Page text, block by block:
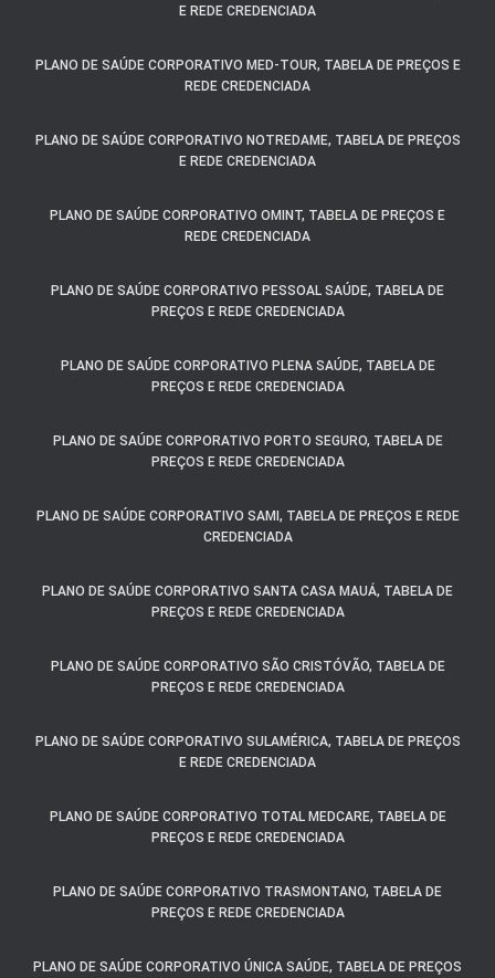
E REDE CREDENCIADA
PLANO DE SAÚDE CORPORATIVO MED-TOUR, TABELA DE PREÇOS E
REDE CREDENCIADA
PLANO DE SAÚDE CORPORATIVO NOTREDAME, TABELA DE PREÇOS
E REDE CREDENCIADA
PLANO DE SAÚDE CORPORATIVO OMINT, TABELA DE PREÇOS E
REDE CREDENCIADA
PLANO DE SAÚDE CORPORATIVO PESSOAL SAÚDE, TABELA DE
PREÇOS E REDE CREDENCIADA
PLANO DE SAÚDE CORPORATIVO PLENA SAÚDE, TABELA DE
PREÇOS E REDE CREDENCIADA
PLANO DE SAÚDE CORPORATIVO PORTO SEGURO, TABELA DE
PREÇOS E REDE CREDENCIADA
PLANO DE SAÚDE CORPORATIVO SAMI, TABELA DE PREÇOS E REDE
CREDENCIADA
PLANO DE SAÚDE CORPORATIVO SANTA CASA MAUÁ, TABELA DE
PREÇOS E REDE CREDENCIADA
PLANO DE SAÚDE CORPORATIVO SÃO CRISTÓVÃO, TABELA DE
PREÇOS E REDE CREDENCIADA
PLANO DE SAÚDE CORPORATIVO SULAMÉRICA, TABELA DE PREÇOS
E REDE CREDENCIADA
PLANO DE SAÚDE CORPORATIVO TOTAL MEDCARE, TABELA DE
PREÇOS E REDE CREDENCIADA
PLANO DE SAÚDE CORPORATIVO TRASMONTANO, TABELA DE
PREÇOS E REDE CREDENCIADA
PLANO DE SAÚDE CORPORATIVO ÚNICA SAÚDE, TABELA DE PREÇOS